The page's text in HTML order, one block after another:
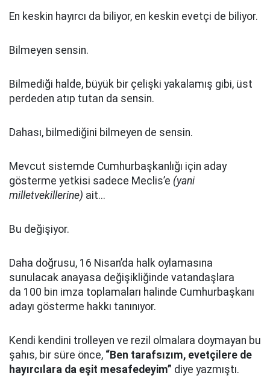
En keskin hayırcı da biliyor, en keskin evetçi de biliyor.
Bilmeyen sensin.
Bilmediği halde, büyük bir çelişki yakalamış gibi, üst
perdeden atıp tutan da sensin.
Dahası, bilmediğini bilmeyen de sensin.
Mevcut sistemde Cumhurbaşkanlığı için aday
gösterme yetkisi sadece Meclis’e (yani
milletvekillerine) ait...
Bu değişiyor.
Daha doğrusu, 16 Nisan’da halk oylamasına
sunulacak anayasa değişikliğinde vatandaşlara
da 100 bin imza toplamaları halinde Cumhurbaşkanı
adayı gösterme hakkı tanınıyor.
Kendi kendini trolleyen ve rezil olmalara doymayan bu
şahıs, bir süre önce, “Ben tarafsızım, evetçilere de
hayırcılara da eşit mesafedeyim” diye yazmıştı.